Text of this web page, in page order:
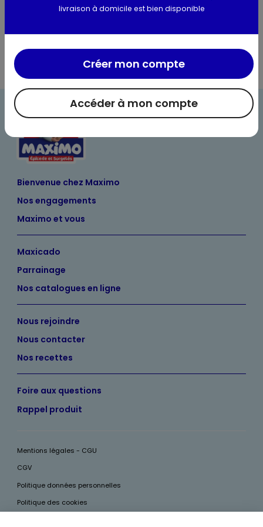
Les conseils du caviste
Bienvenue chez Maximo
Nos engagements
Maximo et vous
Maxicado
Parrainage
Nos catalogues en ligne
Nous rejoindre
Nous contacter
Nos recettes
Foire aux questions
Rappel produit
Mentions légales - CGU
CGV
Politique données personnelles
Politique des cookies
livraison à domicile est bien disponible
Accéder à mon compte
Créer mon compte